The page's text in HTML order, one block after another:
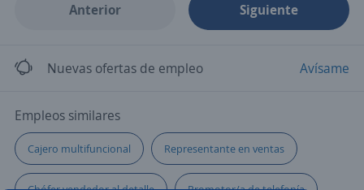
Anterior Siguiente
Nuevas ofertas de empleo Avísame
Empleos similares
Cajero multifuncional Representante en ventas